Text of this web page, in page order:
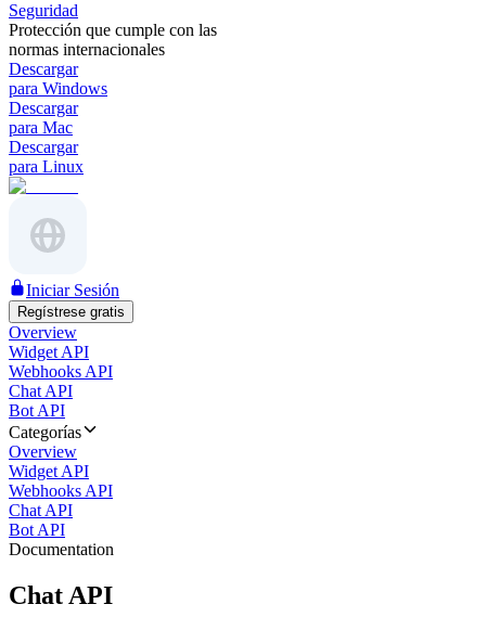
Seguridad
Protección que cumple con las
normas internacionales
Descargar
para Windows
Descargar
para Mac
Descargar
para Linux
Iniciar Sesión
Regístrese gratis
Overview
Widget API
Webhooks API
Chat API
Bot API
Categorías
Overview
Widget API
Webhooks API
Chat API
Bot API
Documentation
Chat API